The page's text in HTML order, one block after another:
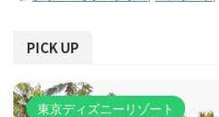
PICK UP
東京ディズニーリゾート